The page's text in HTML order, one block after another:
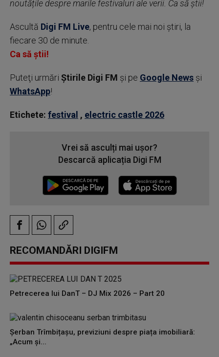
noutățile despre marile festivaluri ale verii. Ca să știi!
Ascultă Digi FM Live, pentru cele mai noi știri, la
fiecare 30 de minute.
Ca să știi!
Puteţi urmări Știrile Digi FM şi pe Google News şi
WhatsApp!
Etichete: festival , electric castle 2026
Vrei să asculți mai ușor?
Descarcă aplicația Digi FM
RECOMANDĂRI DIGIFM
Petrecerea lui DanT – DJ Mix 2026 – Part 20
Șerban Trîmbițașu, previziuni despre piața imobiliară:
„Acum și...